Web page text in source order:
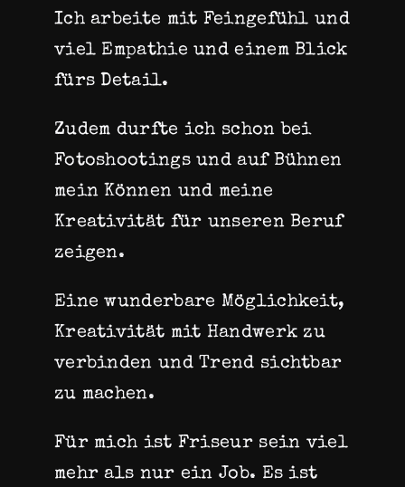
Ich arbeite mit Feingefühl und
viel Empathie und einem Blick
fürs Detail.
Zudem durfte ich schon bei
Fotoshootings und auf Bühnen
mein Können und meine
Kreativität für unseren Beruf
zeigen.
Eine wunderbare Möglichkeit,
Kreativität mit Handwerk zu
verbinden und Trend sichtbar
zu machen.
Für mich ist Friseur sein viel
mehr als nur ein Job. Es ist